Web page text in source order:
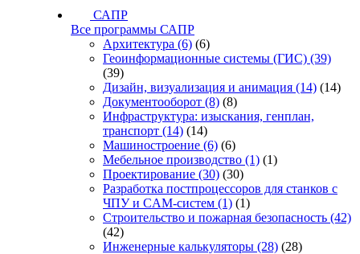
САПР
Все программы САПР
Архитектура (6) (6)
Геоинформационные системы (ГИС) (39)
(39)
Дизайн, визуализация и анимация (14) (14)
Документооборот (8) (8)
Инфраструктура: изыскания, генплан,
транспорт (14) (14)
Машиностроение (6) (6)
Мебельное производство (1) (1)
Проектирование (30) (30)
Разработка постпроцессоров для станков с
ЧПУ и CAM-систем (1) (1)
Строительство и пожарная безопасность (42)
(42)
Инженерные калькуляторы (28) (28)